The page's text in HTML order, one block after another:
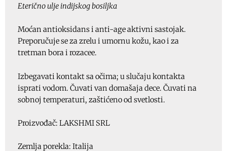
Eterično ulje indijskog bosiljka
Moćan antioksidans i anti-age aktivni sastojak.
Preporučuje se za zrelu i umornu kožu, kao i za
tretman bora i rozacee.
Izbegavati kontakt sa očima; u slučaju kontakta
isprati vodom. Čuvati van domašaja dece. Čuvati na
sobnoj temperaturi, zaštićeno od svetlosti.
Proizvođač: LAKSHMI SRL
Zemlja porekla: Italija